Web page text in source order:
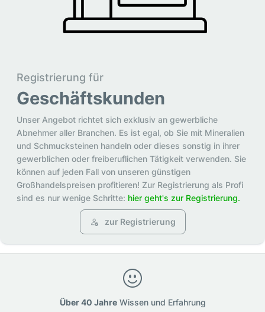
Registrierung für
Geschäftskunden
Unser Angebot richtet sich exklusiv an gewerbliche
Abnehmer aller Branchen. Es ist egal, ob Sie mit Mineralien
und Schmucksteinen handeln oder dieses sonstig in ihrer
gewerblichen oder freiberuflichen Tätigkeit verwenden. Sie
können auf jeden Fall von unseren günstigen
Großhandelspreisen profitieren! Zur Registrierung als Profi
sind es nur wenige Schritte: hier geht's zur Registrierung.
zur Registrierung
Über 40 JahreWissen und Erfahrung